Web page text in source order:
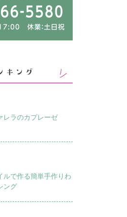
レラのカプレーゼ
ルで作る簡単手作りわ
ング